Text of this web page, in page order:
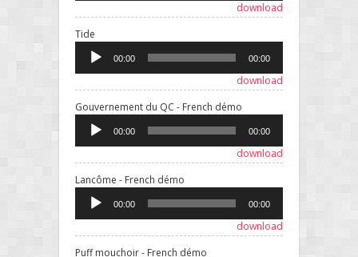
download
Tide
00:00 00:00
download
Gouvernement du QC - French démo
00:00 00:00
download
Lancôme - French démo
00:00 00:00
download
Puff mouchoir - French démo